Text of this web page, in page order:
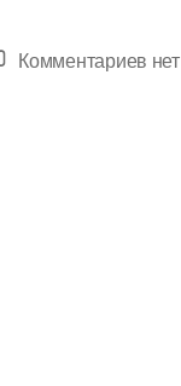
Комментариевкнет